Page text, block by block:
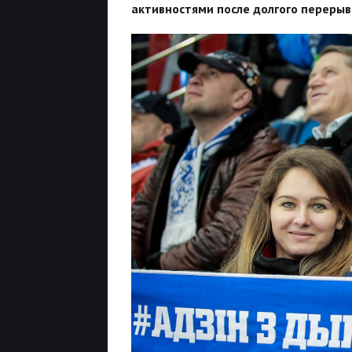
активностями после долгого